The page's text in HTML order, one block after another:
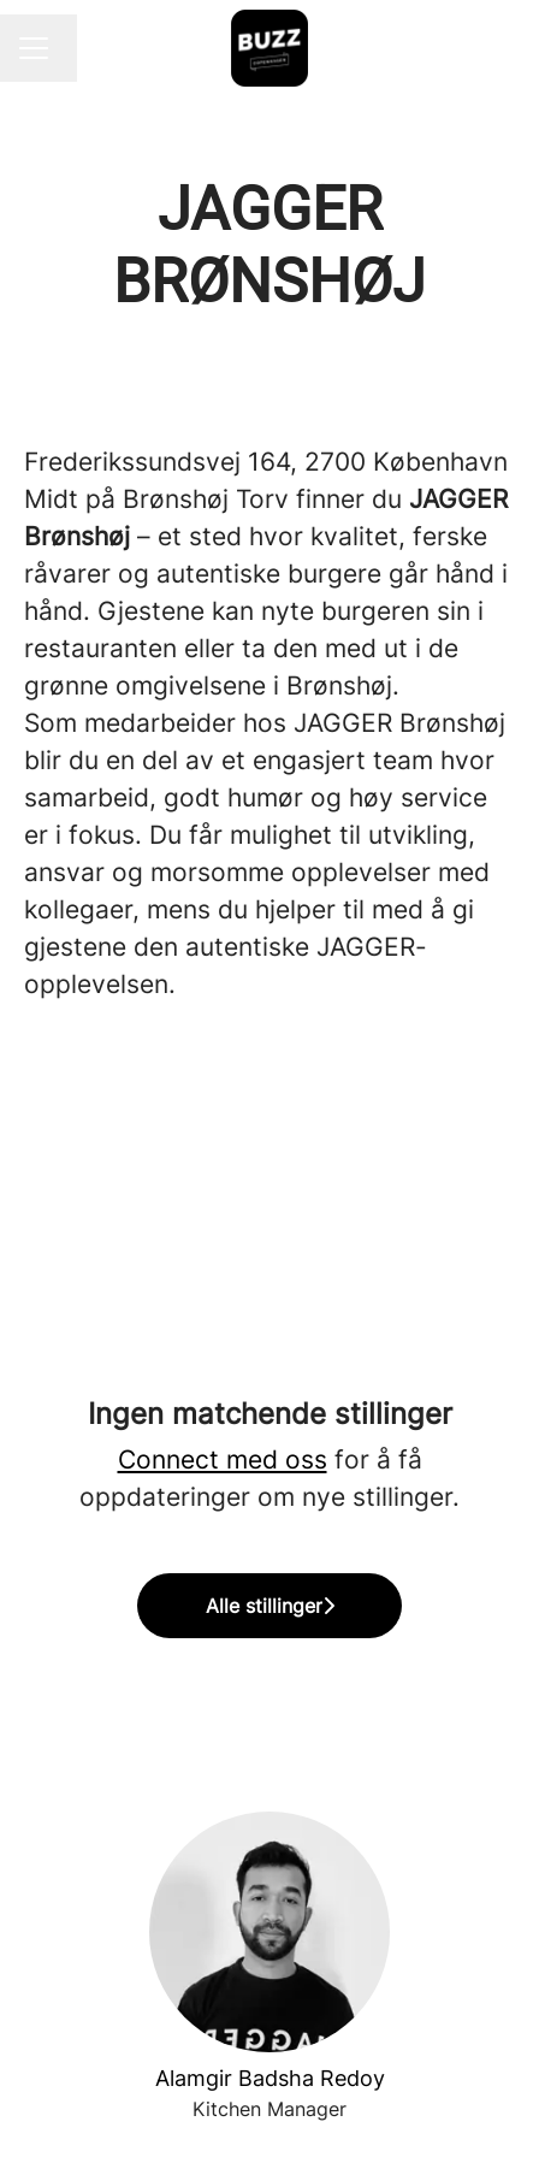
JAGGER
BRØNSHØJ
Frederikssundsvej 164, 2700 København
Midt på Brønshøj Torv finner du JAGGER
Brønshøj – et sted hvor kvalitet, ferske
råvarer og autentiske burgere går hånd i
hånd. Gjestene kan nyte burgeren sin i
restauranten eller ta den med ut i de
grønne omgivelsene i Brønshøj.
Som medarbeider hos JAGGER Brønshøj
blir du en del av et engasjert team hvor
samarbeid, godt humør og høy service
er i fokus. Du får mulighet til utvikling,
ansvar og morsomme opplevelser med
kollegaer, mens du hjelper til med å gi
gjestene den autentiske JAGGER-
opplevelsen.
Ingen matchende stillinger
Connect med oss for å få
oppdateringer om nye stillinger.
Alle stillinger
Alamgir Badsha Redoy
Kitchen Manager